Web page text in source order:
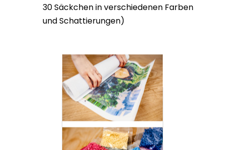
30 Säckchen in verschiedenen Farben
und Schattierungen)